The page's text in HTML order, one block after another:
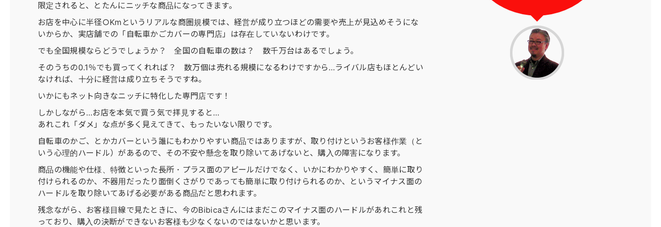
限定されると、とたんにニッチな商品になってきます。
お店を中心に半径○Kmというリアルな商圏規模では、経営が成り立つほどの需要や売上が見込めそうにな
いからか、実店舗での「自転車かごカバーの専門店」は存在していないわけです。
でも全国規模ならどうでしょうか？ 全国の自転車の数は？ 数千万台はあるでしょう。
そのうちの0.1％でも買ってくれれば？ 数万個は売れる規模になるわけですから…ライバル店もほとんどい
なければ、十分に経営は成り立ちそうですね。
いかにもネット向きなニッチに特化した専門店です！
しかしながら…お店を本気で買う気で拝見すると…
あれこれ「ダメ」な点が多く見えてきて、もったいない限りです。
自転車のかご、とかカバーという誰にもわかりやすい商品ではありますが、取り付けというお客様作業（と
いう心理的ハードル）があるので、その不安や懸念を取り除いてあげないと、購入の障害になります。
商品の機能や仕様、特徴といった長所・プラス面のアピールだけでなく、いかにわかりやすく、簡単に取り
付けられるのか、不器用だったり面倒くさがりであっても簡単に取り付けられるのか、というマイナス面の
ハードルを取り除いてあげる必要がある商品だと思われます。
残念ながら、お客様目線で見たときに、今のBibicaさんにはまだこのマイナス面のハードルがあれこれと残
っており、購入の決断ができないお客様も少なくないのではないかと思います。